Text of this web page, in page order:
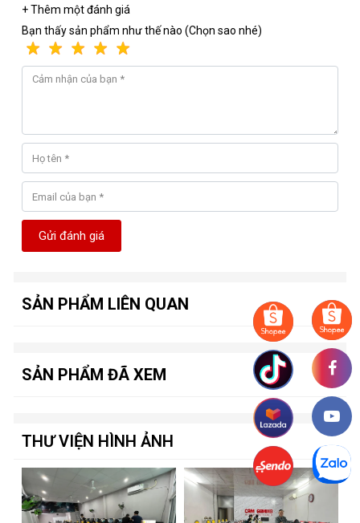
- Độ trễ: 18-22-22-42
-Điện áp kiểm tra: 1.35V
Tốc độ SPD: 2666 MT/s
Điện áp mặc định
Điểm nổi bật của G.Skill Trident Z 64GB
RGB
-Dung lượng lớn 64GB
: Bộ nhớ bao gồm hai thanh 32GB,
cung cấp tổng dung lượng 64GB, lý tưởng cho đa nhiệm và
+ Thêm một đánh giá
Bạn thấy sản phẩm như thế nào (Chọn sao nhé)
Gửi đánh giá
SẢN PHẨM LIÊN QUAN
SẢN PHẨM ĐÃ XEM
THƯ VIỆN HÌNH ẢNH